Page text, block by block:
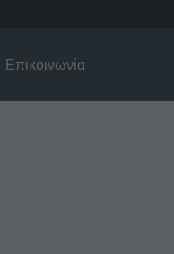
Επικοινωνία